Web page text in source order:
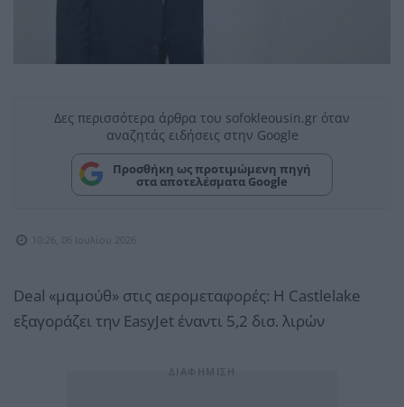
Δες περισσότερα άρθρα του sofokleousin.gr όταν
αναζητάς ειδήσεις στην Google
Προσθήκη ως προτιμώμενη πηγή
στα αποτελέσματα Google
10:26, 06 Ιουλίου 2026
Deal «μαμούθ» στις αερομεταφορές: Η Castlelake
εξαγοράζει την EasyJet έναντι 5,2 δισ. λιρών